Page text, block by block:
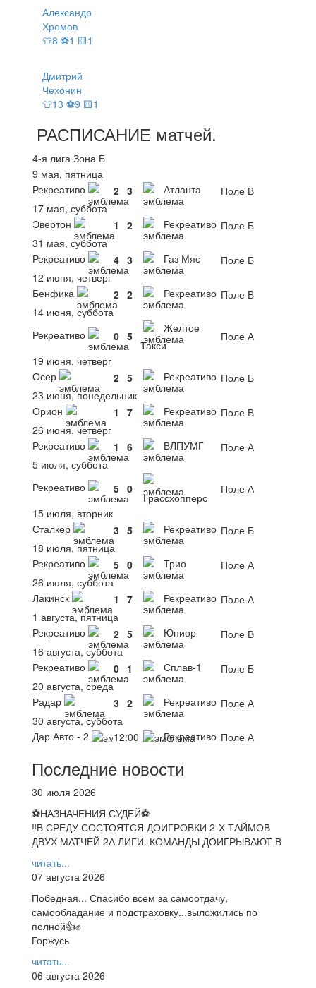
Александр
Хромов
👕8 ⚽1 🟨1
Дмитрий
Чехонин
👕13 ⚽9 🟨1
РАСПИСАНИЕ матчей.
4-я лига Зона Б
9 мая, пятница
Рекреативо
2 3 Атланта
Поле В
17 мая, суббота
Эвертон
1 2 Рекреативо Поле Б
31 мая, суббота
Рекреативо
4 3 Газ Мяс
Поле Б
12 июня, четверг
Бенфика
2 2 Рекреативо Поле В
14 июня, суббота
Рекреативо
0 5
Желтое
Такси
Поле А
19 июня, четверг
Осер
2 5 Рекреативо Поле Б
23 июня, понедельник
Орион
1 7 Рекреативо Поле В
26 июня, четверг
Рекреативо
1 6 ВЛПУМГ
Поле А
5 июля, суббота
Рекреативо
5 0
Грассхопперс
Поле А
15 июля, вторник
Сталкер
3 5 Рекреативо Поле Б
18 июля, пятница
Рекреативо
5 0 Трио
Поле А
26 июля, суббота
Лакинск
1 7 Рекреативо Поле А
1 августа, пятница
Рекреативо
2 5 Юниор
Поле В
16 августа, суббота
Рекреативо
0 1 Сплав-1
Поле Б
20 августа, среда
Радар
3 2 Рекреативо Поле А
30 августа, суббота
Дар Авто - 2
12:00 Рекреативо Поле А
Последние новости
30 июля 2026
⚽НАЗНАЧЕНИЯ СУДЕЙ⚽
‼В СРЕДУ СОСТОЯТСЯ ДОИГРОВКИ 2-Х ТАЙМОВ
ДВУХ МАТЧЕЙ 2А ЛИГИ. КОМАНДЫ ДОИГРЫВАЮТ В
читать...
07 августа 2026
Победная... Спасибо всем за самоотдачу,
самообладание и подстраховку...выложились по
полной👍✊
Горжусь
читать...
06 августа 2026